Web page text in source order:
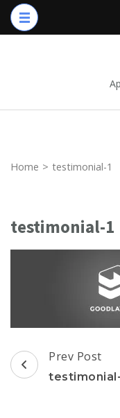
Home > testimonial-1
testimonial-1
Post
Navigation
Prev Post
testimonial-